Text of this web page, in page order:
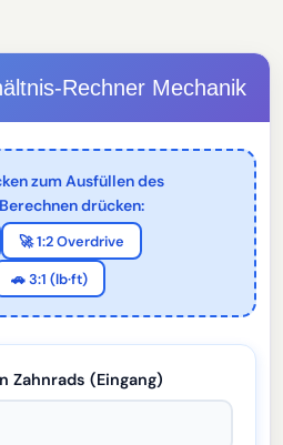
Rechner Mechanik
zum Ausfüllen des
drücken:
🚀 1:2 Overdrive
🚗 3:1 (lb·ft)
Zahnrads (Eingang)